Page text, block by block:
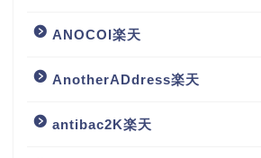
ANOCOI楽天
AnotherADdress楽天
antibac2K楽天